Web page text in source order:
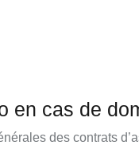
en cas de
des contrats